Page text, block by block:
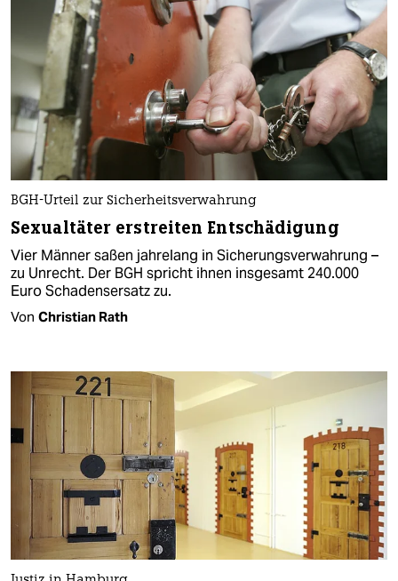
BGH-Urteil zur Sicherheitsverwahrung
Sexualtäter erstreiten Entschädigung
Vier Männer saßen jahrelang in Sicherungsverwahrung –
zu Unrecht. Der BGH spricht ihnen insgesamt 240.000
Euro Schadensersatz zu.
Von Christian Rath